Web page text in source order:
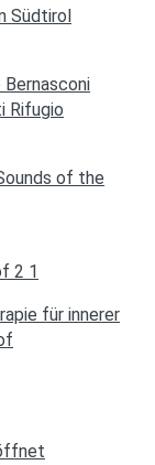
Südtirol
of the
für innerer